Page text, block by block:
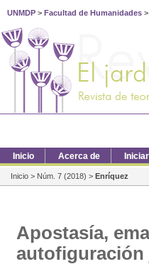
UNMDP > Facultad de Humanidades >
Inicio Acerca de
Inicio > Núm. 7 (2018) > Enríquez
Apostasía,
autofiguración